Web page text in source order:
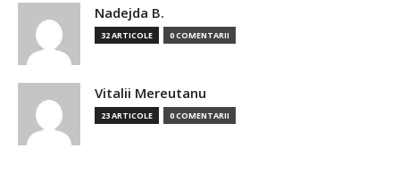
Nadejda B.
32 ARTICOLE 0 COMENTARII
Vitalii Mereutanu
23 ARTICOLE 0 COMENTARII